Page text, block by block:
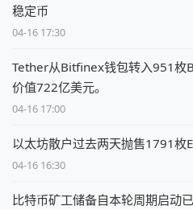
稳定币
04-16 17:30
Tether从Bitfinex钱包转入951枚
价值722亿美元。
04-16 17:00
以太坊散户过去两天抛售1791枚
04-16 16:30
比特币矿工储备自本轮周期启动